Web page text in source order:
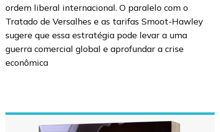
ordem liberal internacional. O paralelo com o
Tratado de Versalhes e as tarifas Smoot-Hawley
sugere que essa estratégia pode levar a uma
guerra comercial global e aprofundar a crise
econômica